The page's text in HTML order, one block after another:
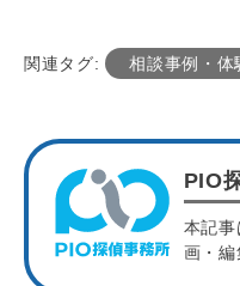
関連タグ: 相談事例・体
PIO
本記
画・編